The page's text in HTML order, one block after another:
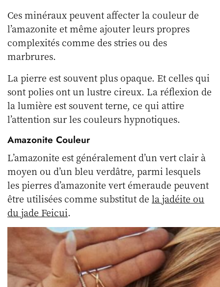
Ces minéraux peuvent affecter la couleur de
l’amazonite et même ajouter leurs propres
complexités comme des stries ou des
marbrures.
La pierre est souvent plus opaque. Et celles qui
sont polies ont un lustre cireux. La réflexion de
la lumière est souvent terne, ce qui attire
l’attention sur les couleurs hypnotiques.
Amazonite Couleur
L’amazonite est généralement d’un vert clair à
moyen ou d’un bleu verdâtre, parmi lesquels
les pierres d’amazonite vert émeraude peuvent
être utilisées comme substitut dela jadéite ou
du jade Feicui.